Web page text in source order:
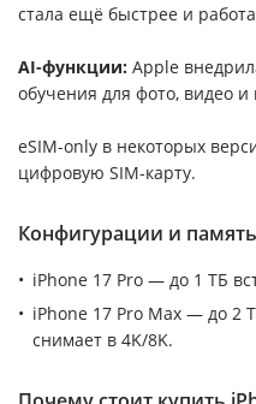
стала ещё быстрее и
AI-функции: Apple
обучения для фото, видео
eSIM-only в некоторых
цифровую SIM-карту.
Конфигурации и память
iPhone 17 Pro — до 1 ТБ
iPhone 17 Pro Max — до 2
снимает в 4K/8K.